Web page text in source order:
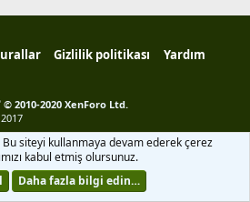
Gizlilik politikası
Yardım
© 2010-2020 XenForo Ltd.
Bu siteyi kullanmaya devam ederek çerez
kabul etmiş olursunuz.
Daha fazla bilgi edin…